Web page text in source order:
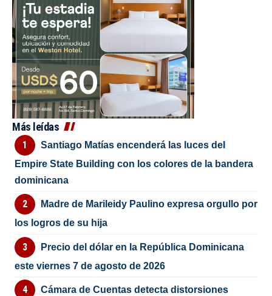
Más leídas
Santiago Matías encenderá las luces del
Empire State Building con los colores de la bandera
dominicana
Madre de Marileidy Paulino expresa orgullo por
los logros de su hija
Precio del dólar en la República Dominicana
este viernes 7 de agosto de 2026
Cámara de Cuentas detecta distorsiones